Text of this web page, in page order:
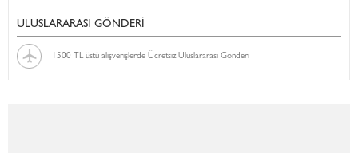
ULUSLARARASI GÖNDERİ
1500 TL üstü alışverişlerde Ücretsiz Uluslararası Gönderi